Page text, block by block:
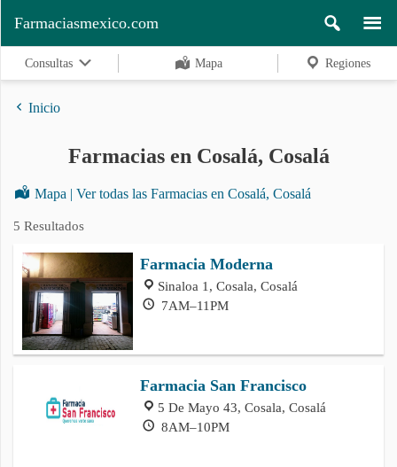
Buscar
Contacto
Farmaciasmexico.com
Consultas Mapa Regiones
Inicio
Farmacias en Cosalá, Cosalá
Mapa | Ver todas las Farmacias en Cosalá, Cosalá
5 Resultados
Farmacia Moderna
Sinaloa 1, Cosala, Cosalá
7AM–11PM
Farmacia San Francisco
5 De Mayo 43, Cosala, Cosalá
8AM–10PM